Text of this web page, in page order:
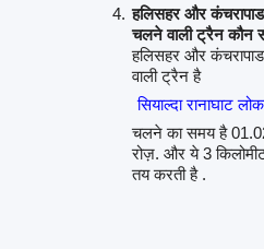
हलिसहर और
चलने वाली ट्रैन कौन
हलिसहर और
वाली ट्रैन है
सियाल्दा रानाघाट
चलने का समय है
रोज़. और ये 3
तय करती है .